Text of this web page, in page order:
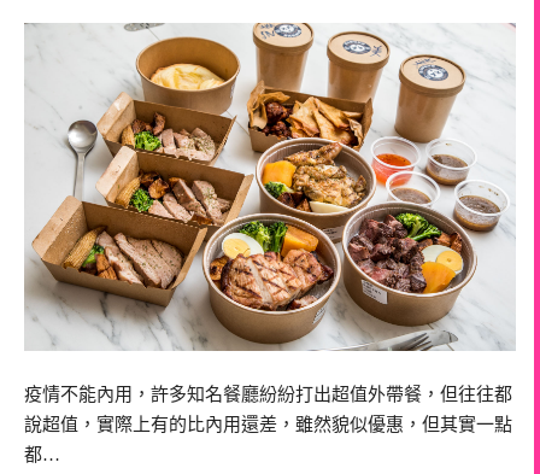
疫情不能內用，許多知名餐廳紛紛打出超值外帶餐，但往往都
說超值，實際上有的比內用還差，雖然貌似優惠，但其實一點
都…